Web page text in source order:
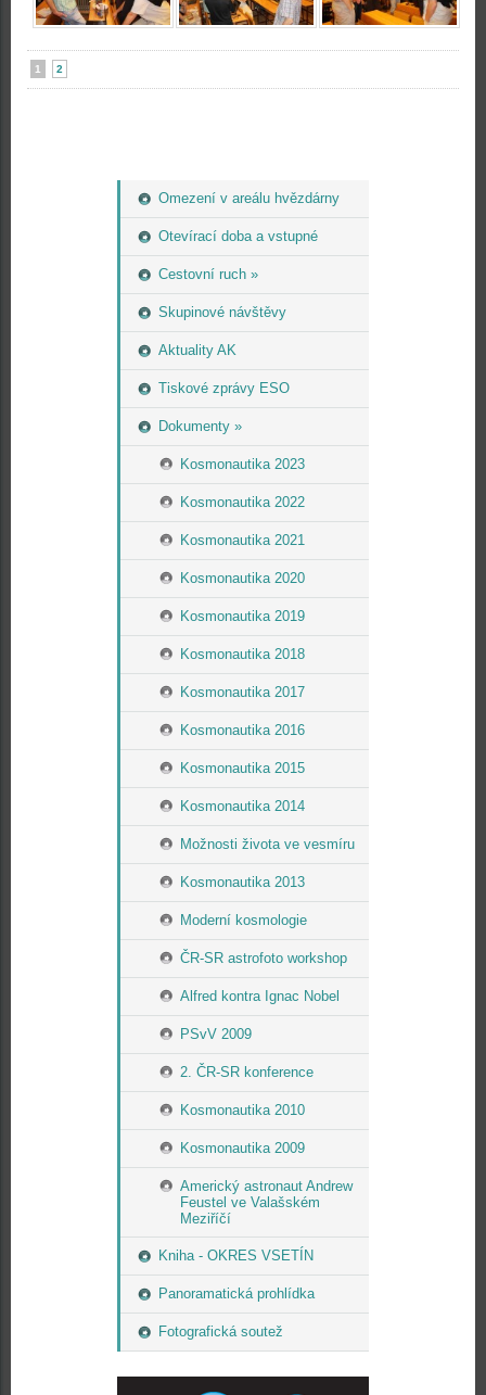
Omezení v areálu hvězdárny
Otevírací doba a vstupné
Cestovní ruch »
Skupinové návštěvy
Aktuality AK
Tiskové zprávy ESO
Dokumenty »
Kosmonautika 2023
Kosmonautika 2022
Kosmonautika 2021
Kosmonautika 2020
Kosmonautika 2019
Kosmonautika 2018
Kosmonautika 2017
Kosmonautika 2016
Kosmonautika 2015
Kosmonautika 2014
Možnosti života ve vesmíru
Kosmonautika 2013
Moderní kosmologie
ČR-SR astrofoto workshop
Alfred kontra Ignac Nobel
PSvV 2009
2. ČR-SR konference
Kosmonautika 2010
Kosmonautika 2009
Americký astronaut Andrew
Feustel ve Valašském
Meziříčí
Kniha - OKRES VSETÍN
Panoramatická prohlídka
Fotografická soutež
1 2